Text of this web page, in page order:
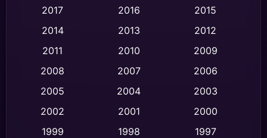
Comedy ตลก (460)
Crime อาชญากรรม (541)
Cult Film
2017
2016
2015
2014
2013
2012
2011
2010
2009
2008
2007
2006
2005
2004
2003
2002
2001
2000
1999
1998
1997